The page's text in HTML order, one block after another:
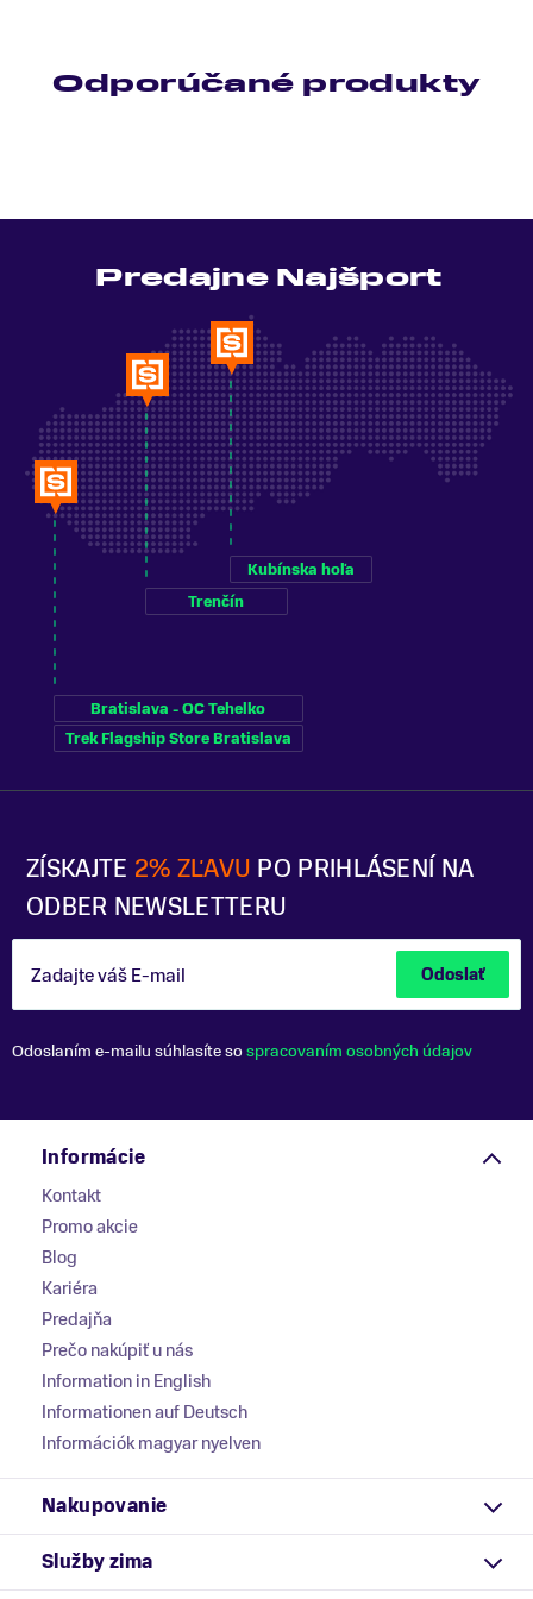
Odporúčané produkty
ZÍSKAJTE 2% ZĽAVU PO PRIHLÁSENÍ NA
ODBER NEWSLETTERU
Zadajte váš E-mail Odoslať
Odoslaním e-mailu súhlasíte sospracovaním osobných údajov
Predajne Najšport
Bratislava - OC Tehelko
Trek Flagship Store Bratislava
Trenčín
Kubínska hoľa
Informácie
Kontakt
Promo akcie
Blog
Kariéra
Predajňa
Prečo nakúpiť u nás
Information in English
Informationen auf Deutsch
Információk magyar nyelven
Nakupovanie
Služby zima